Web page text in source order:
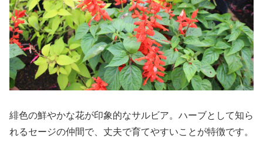
緋色の鮮やかな花が印象的なサルビア。ハーブとして知ら
れるセージの仲間で、丈夫で育てやすいことが特徴です。